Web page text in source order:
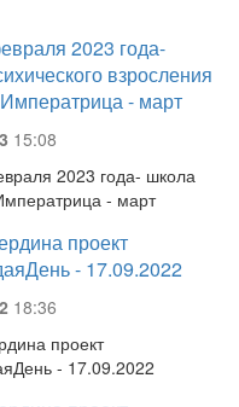
2023 года-
взросления
- март
15:08
2023 года- школа
- март
проект
- 17.09.2022
18:36
проект
- 17.09.2022